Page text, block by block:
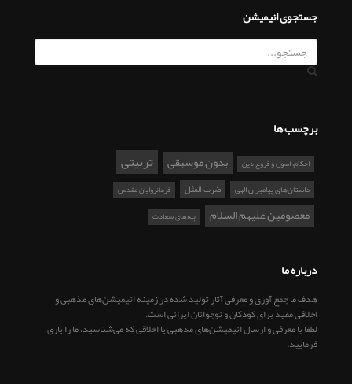
جستجوی انیمیشن
برچسب ها
احکام، اصول و فروع دین بدون موسیقی تربیتی
داستان‌های پیامبران الهی ضرب المثل فرمانروایان مقدس
معصومین علیهم السلام پله‌های سعادت
درباره ما
هدف ما جمع آوری و معرفی آثار تولید شده در زمینه انیمیشن‌های مذهبی و
اخلاقی مفید برای کودکان و نوجوانان ایرانی است.
لطفا با معرفی و ارسال انیمیشن‌های مذهبی یا اخلاقی که می‌شناسید، ما را یاری
فرمایید.